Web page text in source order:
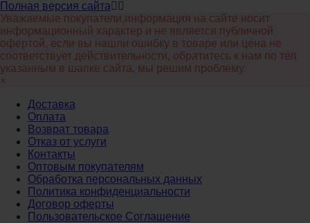
Полная версия сайта
Уважаемые покупатели,информация на сайте носит
информационный характер и не является публичной
офертой, если вы нашли ошибку в товаре или цена не
соответствует действительности, обратитесь к нам по тел
указанным в шапке сайта, мы решим проблему.
×
Доставка
Оплата
Возврат товара
Отказ от услуги
Контакты
Оптовым покупателям
Обработка персональных данных
Политика конфиденциальности
Договор оферты
Пользовательское Соглашение